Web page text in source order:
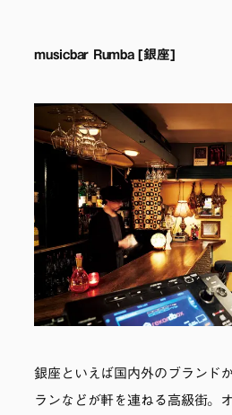
musicbar Rumba [銀座]
銀座といえば国内外のブランド
ランなどが軒を連ねる高級街。